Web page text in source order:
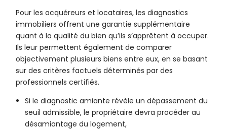
Pour les acquéreurs et locataires, les diagnostics
immobiliers offrent une garantie supplémentaire
quant à la qualité du bien qu’ils s’apprêtent à occuper.
Ils leur permettent également de comparer
objectivement plusieurs biens entre eux, en se basant
sur des critères factuels déterminés par des
professionnels certifiés.
Si le diagnostic amiante révèle un dépassement du
seuil admissible, le propriétaire devra procéder au
désamiantage du logement,